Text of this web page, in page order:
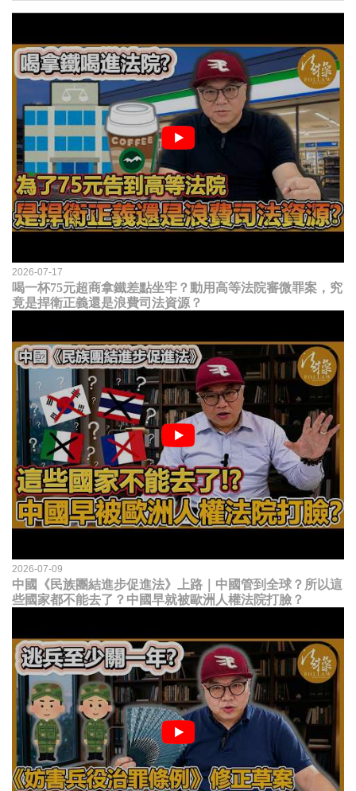
2026-07-17
喝一杯75元超商拿鐵差點坐牢？動用高等法院審微罪案，究
竟是捍衛正義還是浪費司法資源？
2026-07-09
中國《民族團結進步促進法》上路｜中國管到全球？所以這
些國家都不能去了？中國早就被歐洲人權法院打臉？